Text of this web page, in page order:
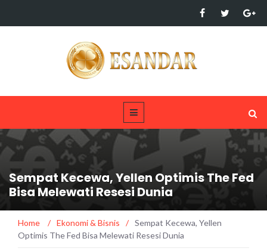
Sempat Kecewa, Yellen Optimis The Fed
Bisa Melewati Resesi Dunia
Home / Ekonomi & Bisnis / Sempat Kecewa, Yellen
Optimis The Fed Bisa Melewati Resesi Dunia